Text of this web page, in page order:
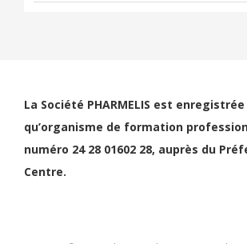
La Société PHARMELIS est
qu’organisme de formation
numéro 24 28 01602 28, auprès du
Centre.